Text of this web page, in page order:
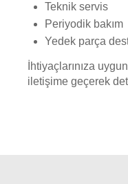
Teknik servis
Periyodik bakım
Yedek parça
İhtiyaçlarınıza
iletişime geçerek